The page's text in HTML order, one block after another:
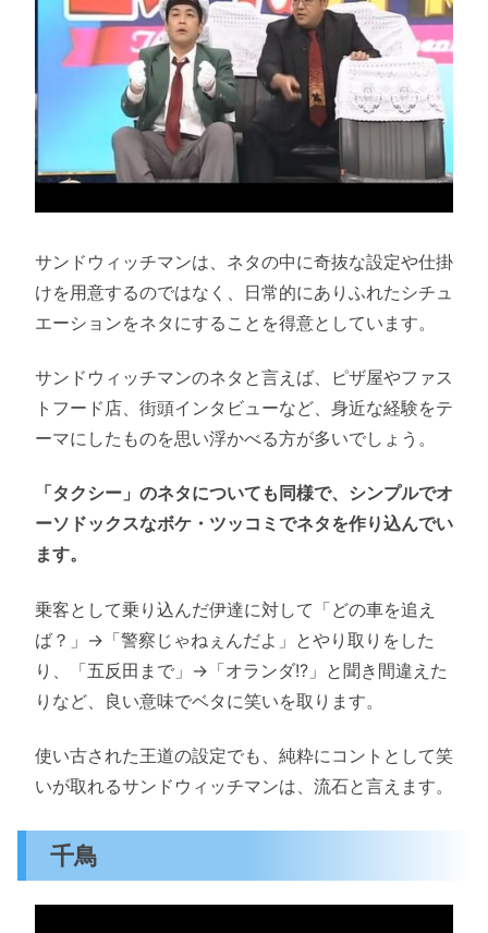
サンドウィッチマンは、ネタの中に奇抜な設定や仕掛
けを用意するのではなく、日常的にありふれたシチュ
エーションをネタにすることを得意としています。
サンドウィッチマンのネタと言えば、ピザ屋やファス
トフード店、街頭インタビューなど、身近な経験をテ
ーマにしたものを思い浮かべる方が多いでしょう。
「タクシー」のネタについても同様で、シンプルでオ
ーソドックスなボケ・ツッコミでネタを作り込んでい
ます。
乗客として乗り込んだ伊達に対して「どの車を追え
ば？」→「警察じゃねぇんだよ」とやり取りをした
り、「五反田まで」→「オランダ!?」と聞き間違えた
りなど、良い意味でベタに笑いを取ります。
使い古された王道の設定でも、純粋にコントとして笑
いが取れるサンドウィッチマンは、流石と言えます。
千鳥